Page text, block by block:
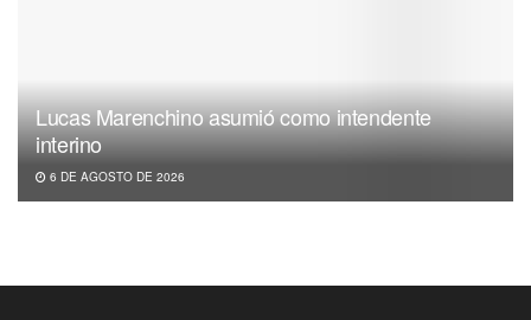
Lucas Marenchino asumió como intendente
interino
6 DE AGOSTO DE 2026